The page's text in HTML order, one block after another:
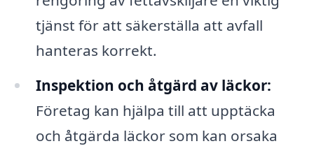
tjänst för att säkerställa att avfall
hanteras korrekt.
Inspektion och åtgärd av läckor:
Företag kan hjälpa till att upptäcka
och åtgärda läckor som kan orsaka